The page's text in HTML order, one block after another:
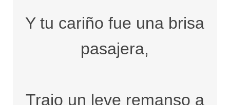
Y tu cariño fue una brisa
pasajera,
Trajo un leve remanso a